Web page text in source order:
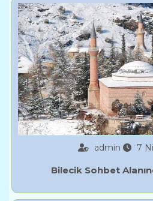
admin 7
Bilecik Sohbet